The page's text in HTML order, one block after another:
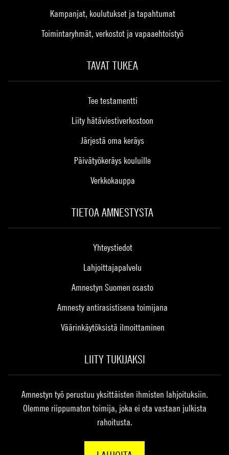
Kampanjat, koulutukset ja tapahtumat
Toimintaryhmät, verkostot ja vapaaehtoistyö
TAVAT TUKEA
Tee testamentti
Liity hätäviestiverkostoon
Järjestä oma keräys
Päivätyökeräys kouluille
Verkkokauppa
TIETOA AMNESTYSTA
Yhteystiedot
Lahjoittajapalvelu
Amnestyn Suomen osasto
Amnesty antirasistisena toimijana
Väärinkäytöksistä ilmoittaminen
LIITY TUKIJAKSI
Amnestyn työ perustuu yksittäisten ihmisten lahjoituksiin.
Olemme riippumaton toimija, joka ei ota vastaan julkista
rahoitusta.